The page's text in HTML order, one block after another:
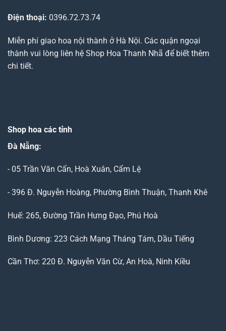
Điện thoại: 0396.72.73.74
Miễn phí giao hoa nội thành ở Hà Nội. Các quận ngoại
thành vui lòng liên hệ Shop Hoa Thanh Nhã để biết thêm
chi tiết.
Shop hoa các tỉnh
Đà Nẵng:
- 05 Trần Văn Cẩn, Hoà Xuân, Cẩm Lệ
- 396 Đ. Nguyễn Hoàng, Phường Bình Thuận, Thanh Khê
Huế: 265, Đường Trần Hưng Đạo, Phú Hoà
Bình Dương: 223 Cách Mạng Tháng Tám, Dầu Tiếng
Cần Thơ: 220 Đ. Nguyễn Văn Cừ, An Hoà, Ninh Kiều